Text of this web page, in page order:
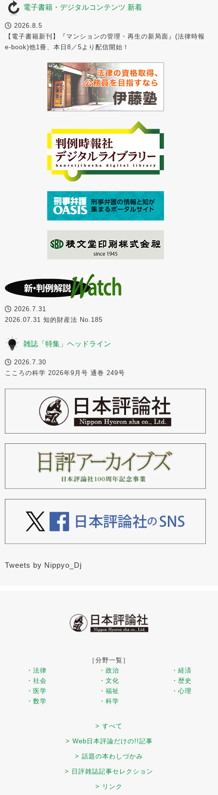
電子書籍・デジタルコンテンツ 新着
2026.8.5
【電子書籍新刊】『マンションの管理・再生の新局面』(法律時報
e-book)他1冊、本日8／5より配信開始！
2026.7.31
2026.07.31 知的財産法 No.185
雑誌「特集」ヘッドライン
2026.7.30
こころの科学 2026年9月号 通巻 249号
Tweets by Nippyo_Dj
［分野一覧］
・法律
・政治
・経済
・社会
・文化
・歴史
・医学
・福祉
・心理
・数学
・科学
> すべて
> Web日本評論だけの!!記事
> 話題の本わしづかみ
> 日評雑誌記事セレクション
> リンク